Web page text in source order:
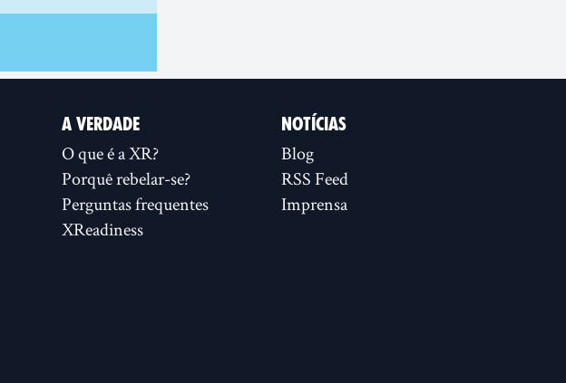
A VERDADE
O que é a XR?
Porquê rebelar-se?
Perguntas frequentes
XReadiness
NOTÍCIAS
Blog
RSS Feed
Imprensa